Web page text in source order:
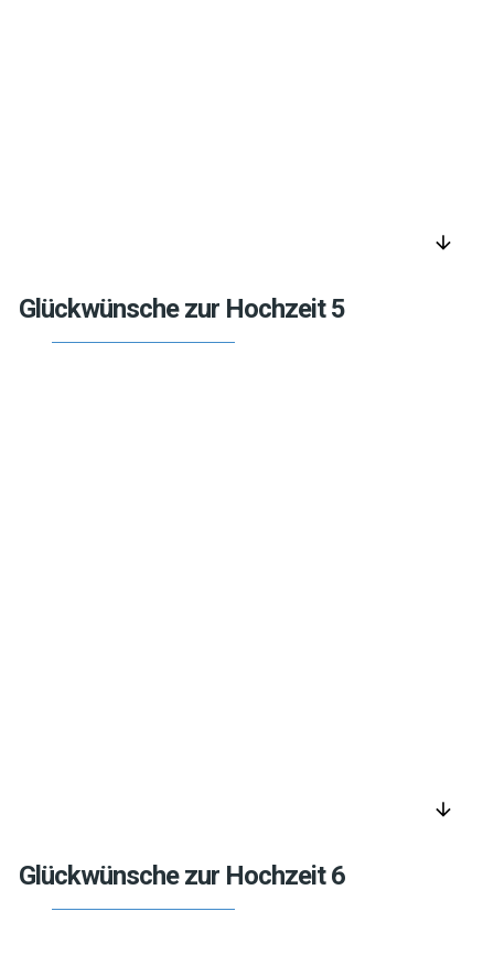
arrow_downward
Glückwünsche zur Hochzeit 5
arrow_downward
Glückwünsche zur Hochzeit 6